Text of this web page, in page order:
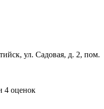
ул. Садовая, д. 2, пом.
4 оценок